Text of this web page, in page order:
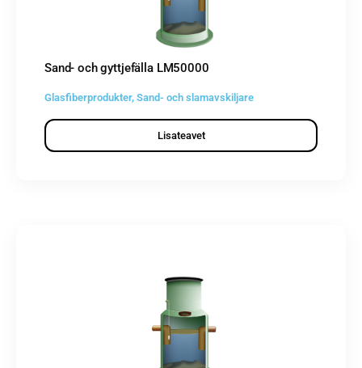
Sand- och gyttjefälla LM50000
Glasfiberprodukter, Sand- och slamavskiljare
Lisateavet